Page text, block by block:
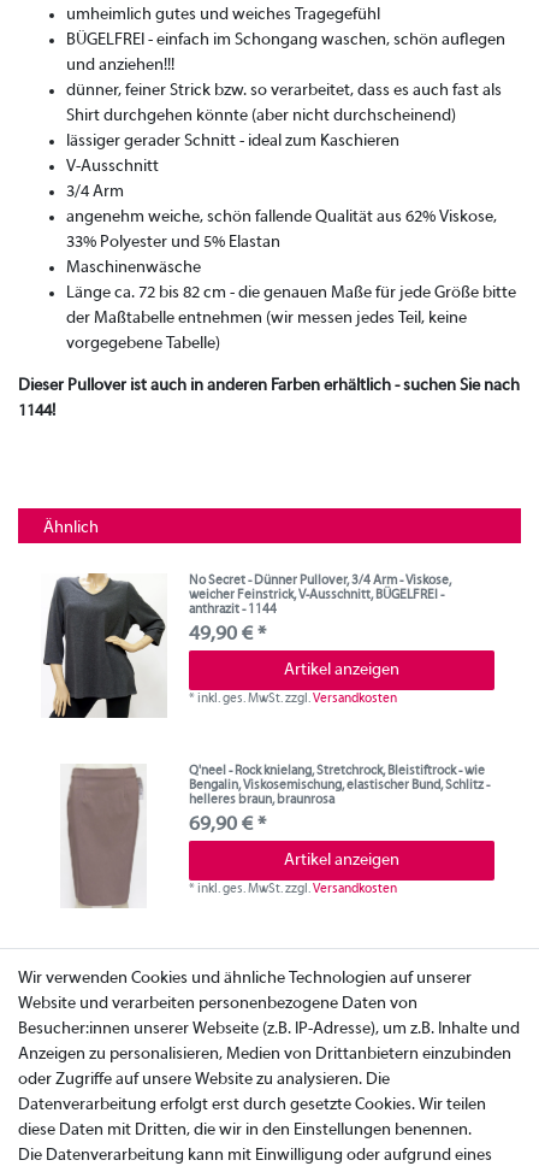
umheimlich gutes und weiches Tragegefühl
BÜGELFREI - einfach im Schongang waschen, schön auflegen
und anziehen!!!
dünner, feiner Strick bzw. so verarbeitet, dass es auch fast als
Shirt durchgehen könnte (aber nicht durchscheinend)
lässiger gerader Schnitt - ideal zum Kaschieren
V-Ausschnitt
3/4 Arm
angenehm weiche, schön fallende Qualität aus 62% Viskose,
33% Polyester und 5% Elastan
Maschinenwäsche
Länge ca. 72 bis 82 cm - die genauen Maße für jede Größe bitte
der Maßtabelle entnehmen (wir messen jedes Teil, keine
vorgegebene Tabelle)
Dieser Pullover ist auch in anderen Farben erhältlich - suchen Sie nach
1144!
Ähnlich
No Secret - Dünner Pullover, 3/4 Arm - Viskose,
weicher Feinstrick, V-Ausschnitt, BÜGELFREI -
anthrazit - 1144
49,90 € *
Artikel anzeigen
*inkl. ges. MwSt.zzgl.Versandkosten
Q'neel - Rock knielang, Stretchrock, Bleistiftrock - wie
Bengalin, Viskosemischung, elastischer Bund, Schlitz -
helleres braun, braunrosa
69,90 € *
Artikel anzeigen
*inkl. ges. MwSt.zzgl.Versandkosten
Wir verwenden Cookies und ähnliche Technologien auf unserer
Website und verarbeiten personenbezogene Daten von
Besucher:innen unserer Webseite (z.B. IP-Adresse), um z.B. Inhalte und
Anzeigen zu personalisieren, Medien von Drittanbietern einzubinden
oder Zugriffe auf unsere Website zu analysieren. Die
Datenverarbeitung erfolgt erst durch gesetzte Cookies. Wir teilen
diese Daten mit Dritten, die wir in den Einstellungen benennen.
Die Datenverarbeitung kann mit Einwilligung oder aufgrund eines